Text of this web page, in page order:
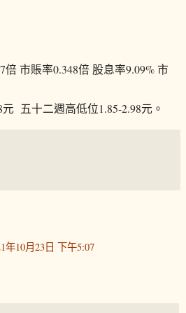
市賬率0.348倍 股息率9.09% 市
五十二週高低位1.85-2.98元。
年10月23日 下午5:07